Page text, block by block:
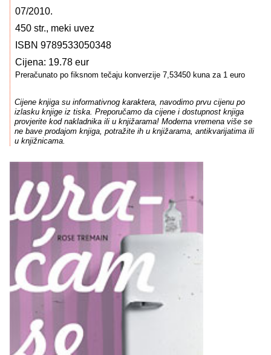
07/2010.
450 str., meki uvez
ISBN 9789533050348
Cijena: 19.78 eur
Preračunato po fiksnom tečaju konverzije 7,53450 kuna za 1 euro
Cijene knjiga su informativnog karaktera, navodimo prvu cijenu po
izlasku knjige iz tiska. Preporučamo da cijene i dostupnost knjiga
provjerite kod nakladnika ili u knjižarama! Moderna vremena više se
ne bave prodajom knjiga, potražite ih u knjižarama, antikvarijatima ili
u knjižnicama.